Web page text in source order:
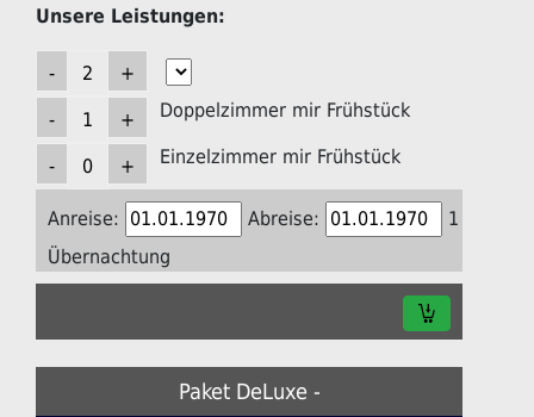
Unsere Leistungen:
Doppelzimmer mir Frühstück
Einzelzimmer mir Frühstück
Anreise: Abreise:
1
Übernachtung
Paket DeLuxe -